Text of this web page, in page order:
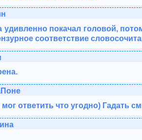
удивленно покачал головой,
соответствие
ответить что угодно) Гадать